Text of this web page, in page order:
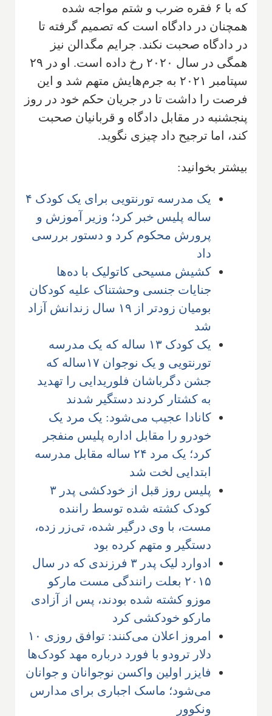
که با ۶ فقره ضرب و شتم مواجه شده
همچنان در دادگاه است که تصمیم ‌گرفته تا
در‌ دادگاه صحبت نکند. جرایم مگدالن نیز
همگی در سال ۲۰۲۰ رخ داده است. او در ۲۹
سپتامبر ۲۰۲۱ به جرم‌هایش متهم شد و این
فرصت را داشت تا در جریان حکم خود در روز
پنجشنبه در مقابل دادگاه و قربانیان صحبت
کند، اما ترجیح داد چیزی نگوید.
بیشتر بخوانید:
یک مدرسه تورنتویی برای یک کودک ۴
ساله پلیس خبر کرد؛ وزیر آموزش و
پرورش محکوم کرد و دستور بررسی
داد
کشیش مسیحی کاتولیک با ده‌ها
جنایات جنسی وحشتناک علیه کودکان
بومیان زودتر از ۱۹ سال زندانش آزاد
شد
یک کودک ۱۳ ساله که یک مدرسه
تورنتویی و یک نوجوان ۱۷ساله که
جشن دگرباشان فلوریدایی را تهدید
به کشتار کردند دستگیر شدند
کانادا عجیب می‌شود: یک مرد یک
خودرو را مقابل اداره پلیس منفجر
کرد؛ یک مرد ۲۴ ساله مقابل مدرسه
ابتدایی لخت شد
پلیس روز قبل از خودکشی پدر ۳
کودک کشته شده توسط راننده
مست، با وی درگیر شده، تی‌زر زده،
دستگیر و متهم کرده بود
ادوارد لیک پدر ۳ فرزندی که در سال
۲۰۱۵ بعلت رانندگی مست مارکو
موزو کشته شده بودند، پس از آزادی
مارکو خودکشی کرد
امروز اعلان می‌کنند: توافق روزی ۱۰
دلار ترودو با فورد درباره مهد کودک‌ها
فایزر اولین واکسن نوجوانان و جوانان
می‌شود؛ ماسک اجباری برای مدارس
ونکوور